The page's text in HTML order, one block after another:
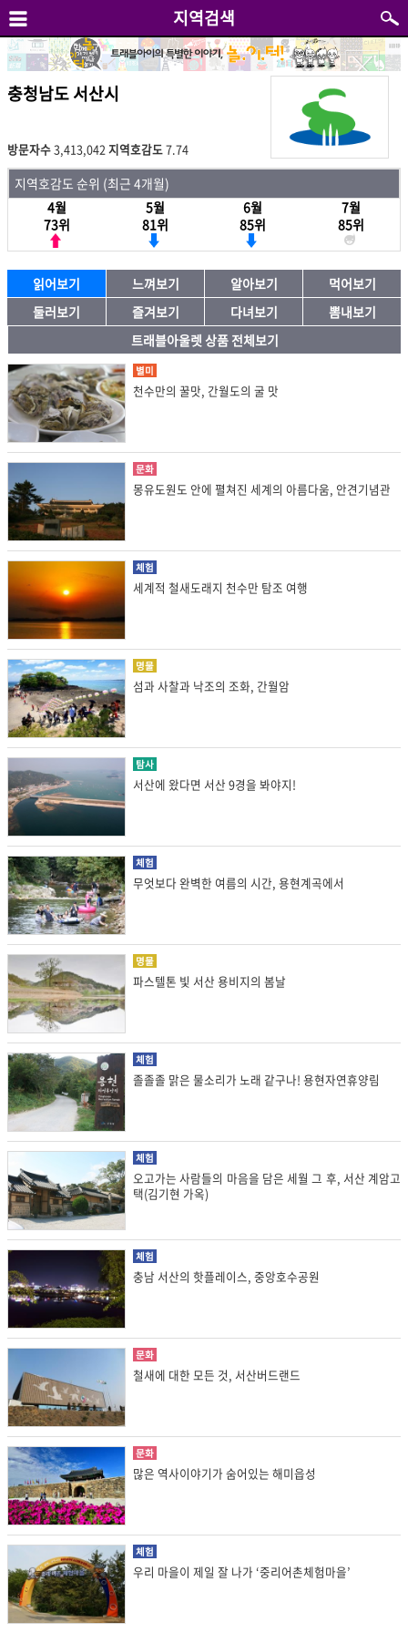
지역검색
충청남도 서산시
방문자수 3,413,042 지역호감도 7.74
지역호감도 순위 (최근 4개월)
4월
73위
5월
81위
6월
85위
7월
85위
읽어보기 느껴보기 알아보기
먹어보기
둘러보기
즐겨보기 다녀보기
뽐내보기
트래블아울렛 상품 전체보기
별미
천수만의 꿀맛, 간월도의 굴 맛
문화
몽유도원도 안에 펼쳐진 세계의 아름다움, 안견기념관
체험
세계적 철새도래지 천수만 탐조 여행
명물
섬과 사찰과 낙조의 조화, 간월암
탐사
서산에 왔다면 서산 9경을 봐야지!
체험
무엇보다 완벽한 여름의 시간, 용현계곡에서
명물
파스텔톤 빛 서산 용비지의 봄날
체험
졸졸졸 맑은 물소리가 노래 같구나! 용현자연휴양림
체험
오고가는 사람들의 마음을 담은 세월 그 후, 서산 계암고
택(김기현 가옥)
체험
충남 서산의 핫플레이스, 중앙호수공원
문화
철새에 대한 모든 것, 서산버드랜드
문화
많은 역사이야기가 숨어있는 해미읍성
체험
우리 마을이 제일 잘 나가 ‘중리어촌체험마을’